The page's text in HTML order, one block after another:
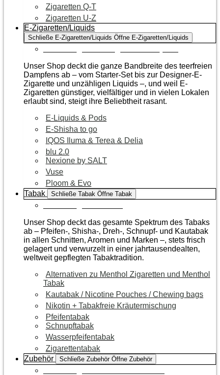
Zigaretten Q-T
Zigaretten U-Z
E-Zigaretten/Liquids
Schließe E-Zigaretten/Liquids Öffne E-Zigaretten/Liquids
Unser Shop deckt die ganze Bandbreite des teerfreien
Dampfens ab – vom Starter-Set bis zur Designer-E-
Zigarette und unzähligen Liquids –, und weil E-
Zigaretten günstiger, vielfältiger und in vielen Lokalen
erlaubt sind, steigt ihre Beliebtheit rasant.
E-Liquids & Pods
E-Shisha to go
IQOS Iluma & Terea & Delia
blu 2.0
Nexione by SALT
Vuse
Ploom & Evo
Tabak
Schließe Tabak Öffne Tabak
Unser Shop deckt das gesamte Spektrum des Tabaks
ab – Pfeifen-, Shisha-, Dreh-, Schnupf- und Kautabak
in allen Schnitten, Aromen und Marken –, stets frisch
gelagert und verwurzelt in einer jahrtausendealten,
weltweit gepflegten Tabaktradition.
Alternativen zu Menthol Zigaretten und Menthol
Tabak
Kautabak / Nicotine Pouches / Chewing bags
Nikotin + Tabakfreie Kräutermischung
Pfeifentabak
Schnupftabak
Wasserpfeifentabak
Zigarettentabak
Zubehör
Schließe Zubehör Öffne Zubehör